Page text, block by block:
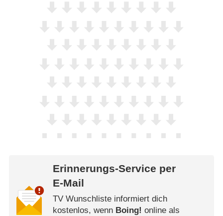
Erinnerungs-Service per
E-Mail
TV Wunschliste informiert dich
kostenlos, wenn Boing! online als